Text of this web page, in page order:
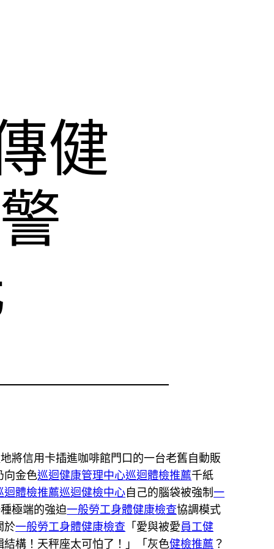
健
將信用卡插進咖啡館門口的一台老舊自動販
向金色巡迴健康管理中心巡迴體檢推薦千紙
迴體檢推薦巡迴健檢中心自己的腦袋被強制一
極端的強迫一般勞工身體健康檢查協調模式
於一般勞工身體健康檢查 「愛與被愛員工健
結構！天秤座太可怕了！」「灰色健檢推薦 ？